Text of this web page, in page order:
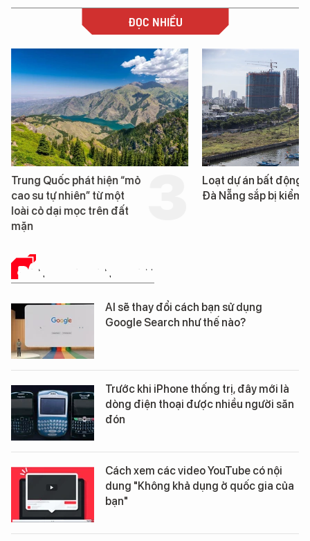
ĐỌC NHIỀU
Trung Quốc phát hiện “mỏ
cao su tự nhiên” từ một
loài cỏ dại mọc trên đất
mặn
Loạt dự án bất động
Đà Nẵng sắp bị kiểm
ĐÁNH GIÁ SẢN PHẨM
AI sẽ thay đổi cách bạn sử dụng
Google Search như thế nào?
Trước khi iPhone thống trị, đây mới là
dòng điện thoại được nhiều người săn
đón
Cách xem các video YouTube có nội
dung "Không khả dụng ở quốc gia của
bạn"